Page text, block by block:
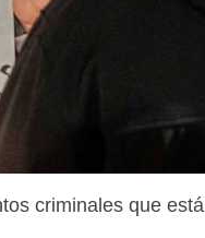
criminales que está